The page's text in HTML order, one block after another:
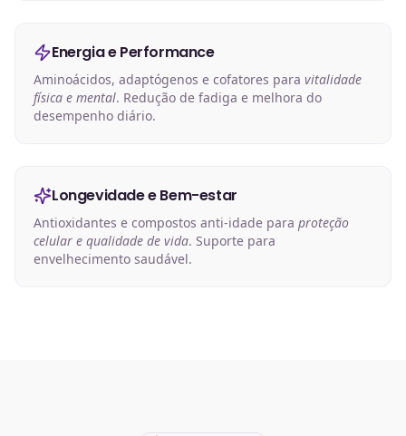
Energia e Performance
Aminoácidos, adaptógenos e cofatores para vitalidade
física e mental. Redução de fadiga e melhora do
desempenho diário.
Longevidade e Bem-estar
Antioxidantes e compostos anti-idade para proteção
celular e qualidade de vida. Suporte para
envelhecimento saudável.